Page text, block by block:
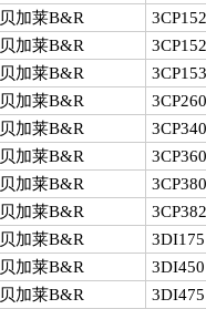
贝加莱B&R
贝加莱B&R
贝加莱B&R
贝加莱B&R
贝加莱B&R
贝加莱B&R
贝加莱B&R
贝加莱B&R
贝加莱B&R
贝加莱B&R
贝加莱B&R